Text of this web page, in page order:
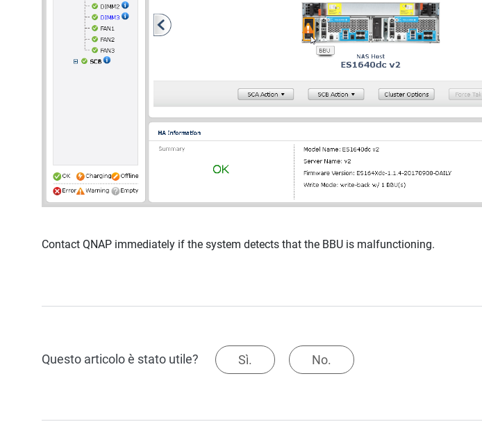
Contact QNAP immediately if the system detects that the BBU is malfunctioning.
Questo articolo è stato utile? Sì. No.